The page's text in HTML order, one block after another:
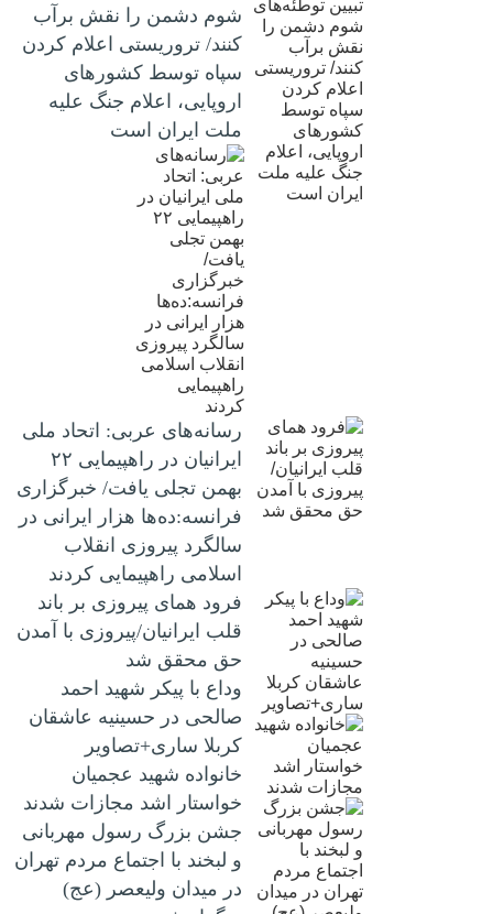
شوم دشمن را نقش برآب
کنند/ تروریستی اعلام کردن
سپاه توسط کشورهای
اروپایی، اعلام جنگ علیه
ملت ایران است
رسانه‌های عربی: اتحاد ملی
ایرانیان در راهپیمایی ۲۲
بهمن تجلی یافت/ خبرگزاری
فرانسه:ده‌ها هزار ایرانی در
سالگرد پیروزی انقلاب
اسلامی راهپیمایی کردند
فرود همای پیروزی بر باند
قلب ایرانیان/پیروزی با آمدن
حق محقق شد
وداع با پیکر شهید احمد
صالحی‌ در حسینیه عاشقان
کربلا ساری+تصاویر
خانواده شهید عجمیان
خواستار اشد مجازات شدند
جشن بزرگ رسول مهربانی
و لبخند با اجتماع مردم تهران
در میدان ولیعصر (عج)